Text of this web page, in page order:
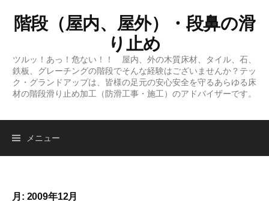
階段（屋内、屋外）・段鼻の滑
り止め
ツルッ！あっ！危ない！！ 屋内、外の木質床材、タイル、石、
鉄板、グレーチングの階段でそんな経験はございませんか？テッ
ク・グランドアップは、皆様の足元の安心安全を守るあらゆる床
材の階段滑り止め加工（防滑工事・施工）のアドバイザーです。
メニュー
月: 2009年12月